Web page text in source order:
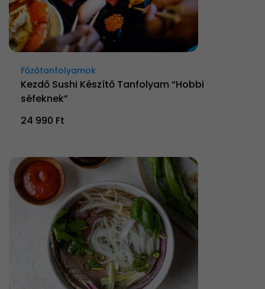
Főzőtanfolyamok
Kezdő Sushi Készítő Tanfolyam “Hobbi
séfeknek”
24 990 Ft